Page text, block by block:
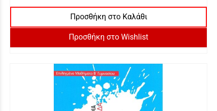
Προσθήκη στο Καλάθι
Προσθήκη στο Wishlist